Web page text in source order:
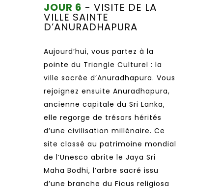
JOUR 6 - VISITE DE LA
VILLE SAINTE
D’ANURADHAPURA
Aujourd’hui, vous partez à la
pointe du Triangle Culturel : la
ville sacrée d’Anuradhapura. Vous
rejoignez ensuite Anuradhapura,
ancienne capitale du Sri Lanka,
elle regorge de trésors hérités
d’une civilisation millénaire. Ce
site classé au patrimoine mondial
de l’Unesco abrite le Jaya Sri
Maha Bodhi, l’arbre sacré issu
d’une branche du Ficus religiosa